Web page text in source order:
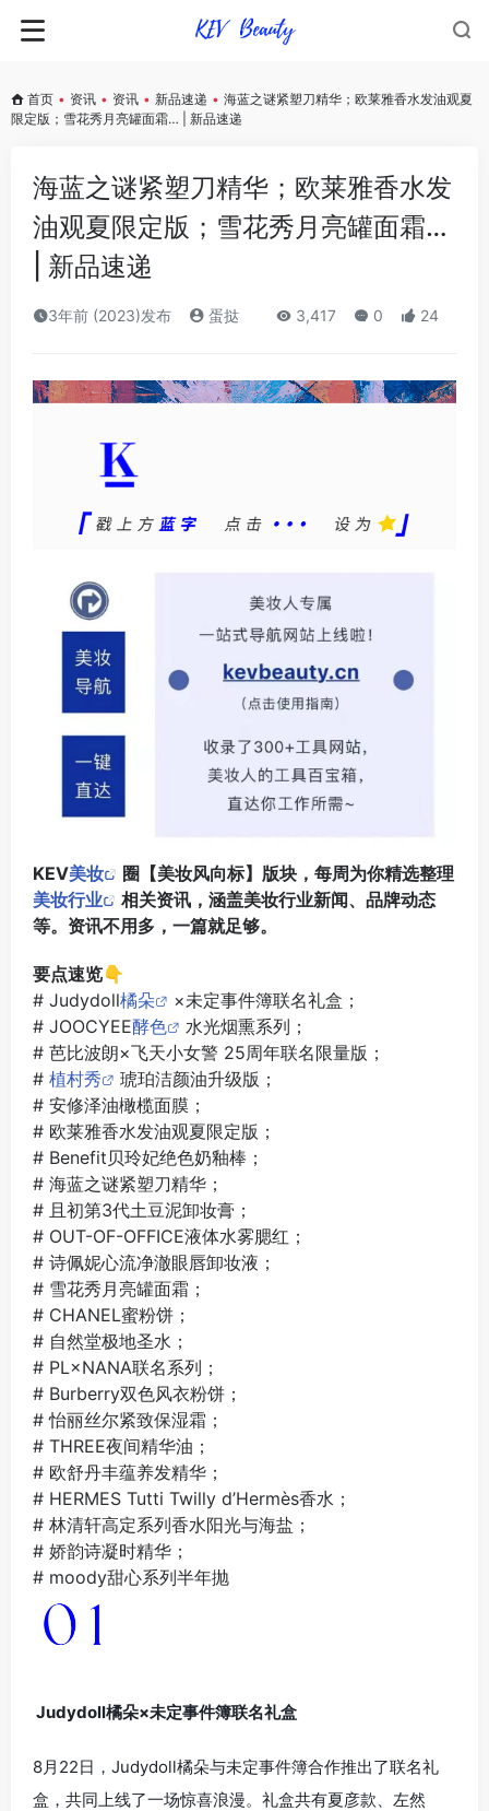
首页 • 资讯 • 资讯 • 新品速递 • 海蓝之谜紧塑刀精华；欧莱雅香水发油观夏
限定版；雪花秀月亮罐面霜… | 新品速递
海蓝之谜紧塑刀精华；欧莱雅香水发
油观夏限定版；雪花秀月亮罐面霜…
| 新品速递
3年前 (2023)发布 蛋挞 3,417 0 24
KEV美妆
圈【美妆风向标】版块，每周为你精选整理
美妆行业
相关资讯，涵盖美妆行业新闻、品牌动态
等。资讯不用多，一篇就足够。
要点速览👇
# Judydoll橘朵
×未定事件簿联名礼盒；
# JOOCYEE酵色
水光烟熏系列；
# 芭比波朗×飞天小女警 25周年联名限量版；
# 植村秀
琥珀洁颜油升级版；
# 安修泽油橄榄面膜；
# 欧莱雅香水发油观夏限定版；
# Benefit贝玲妃绝色奶釉棒；
# 海蓝之谜紧塑刀精华；
# 且初第3代土豆泥卸妆膏；
# OUT-OF-OFFICE液体水雾腮红；
# 诗佩妮心流净澈眼唇卸妆液；
# 雪花秀月亮罐面霜；
# CHANEL蜜粉饼；
# 自然堂极地圣水；
# PL×NANA联名系列；
# Burberry双色风衣粉饼；
# 怡丽丝尔紧致保湿霜；
# THREE夜间精华油；
# 欧舒丹丰蕴养发精华；
# HERMES Tutti Twilly d’Hermès香水；
# 林清轩高定系列香水阳光与海盐；
# 娇韵诗凝时精华；
# moody甜心系列半年抛
Judydoll橘朵×未定事件簿联名礼盒
8月22日，Judydoll橘朵与未定事件簿合作推出了联名礼
盒，共同上线了一场惊喜浪漫。礼盒共有夏彦款、左然